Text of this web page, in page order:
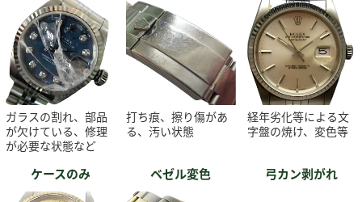
ガラスの割れ、部品
が欠けている、修理
が必要な状態など
打ち痕、擦り傷があ
る、汚い状態
経年劣化等による文
字盤の焼け、変色等
ケースのみ ベゼル変色 弓カン剥がれ